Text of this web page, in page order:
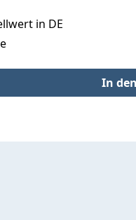
in DE
oder benutze die
In